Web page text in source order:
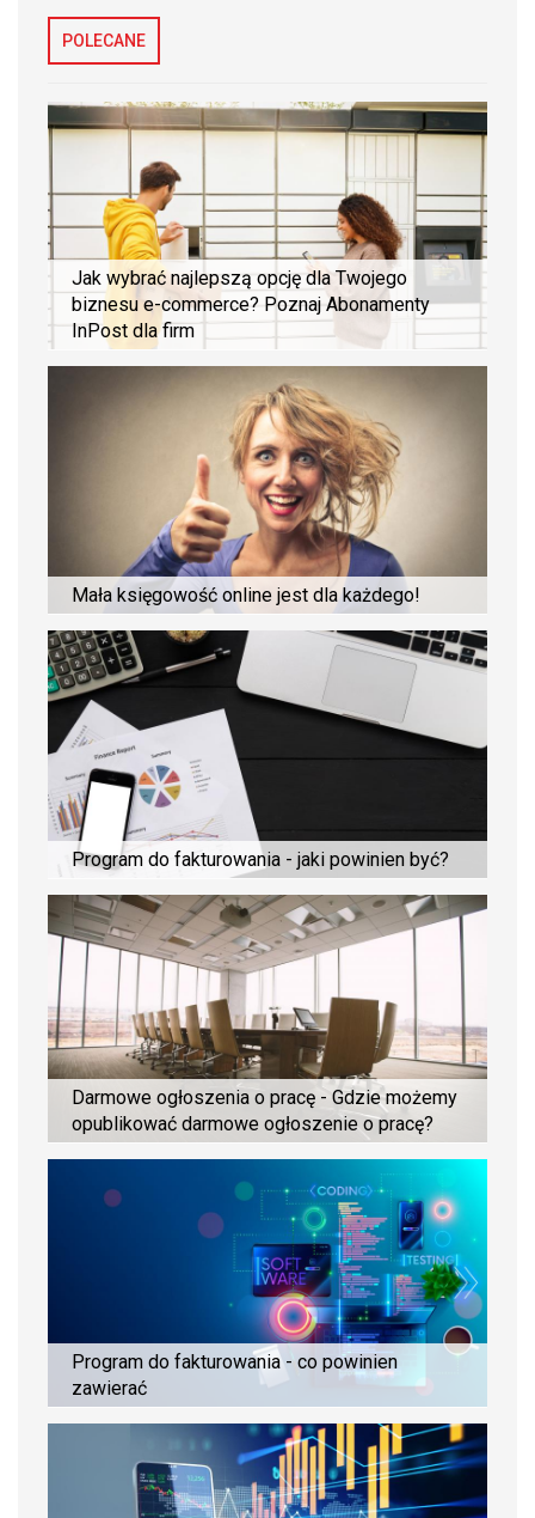
POLECANE
Jak wybrać najlepszą opcję dla Twojego
biznesu e-commerce? Poznaj Abonamenty
InPost dla firm
Mała księgowość online jest dla każdego!
Program do fakturowania - jaki powinien być?
Darmowe ogłoszenia o pracę - Gdzie możemy
opublikować darmowe ogłoszenie o pracę?
Program do fakturowania - co powinien
zawierać